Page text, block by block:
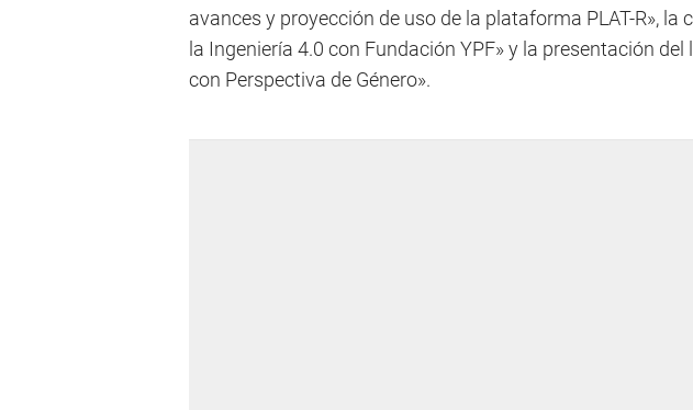
avances y proyección de uso de la plataforma PLAT-R», la
la Ingeniería 4.0 con Fundación YPF» y la presentación del
con Perspectiva de Género».